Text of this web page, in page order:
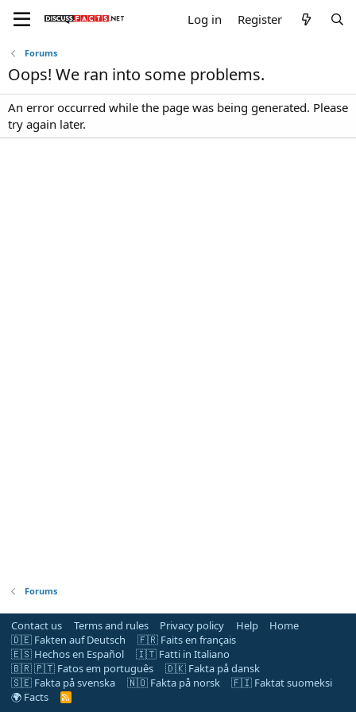
Log in Register
Forums
Oops! We ran into some problems.
An error occurred while the page was being generated. Please
try again later.
Forums
Contact us Terms and rules Privacy policy Help
Home
🇩🇪 Fakten auf Deutsch
🇫🇷 Faits en français
🇪🇸 Hechos en Español
🇮🇹 Fatti in Italiano
🇧🇷 🇵🇹 Fatos em português
🇩🇰 Fakta på dansk
🇸🇪 Fakta på svenska
🇳🇴 Fakta på norsk
🇫🇮 Faktat suomeksi
🌍 Facts
R